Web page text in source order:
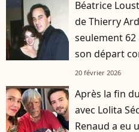
Béatrice
de Thierry
seulement 62
son départ
20 février 2026
Après la fin
avec Lolita
Renaud a eu